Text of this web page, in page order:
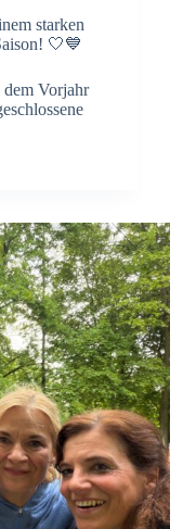
starken
🤍💙
Vorjahr